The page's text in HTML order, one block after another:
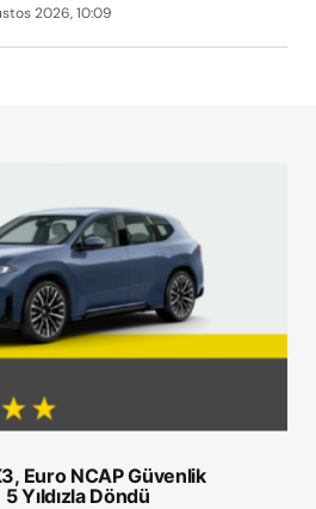
2026, 10:09
Euro NCAP Güvenlik
Yıldızla Döndü